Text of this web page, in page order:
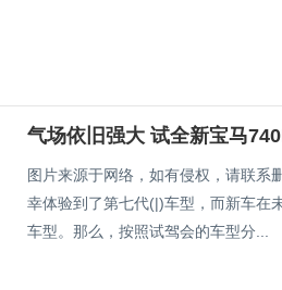
气场依旧强大 试全新宝马
图片来源于网络，如有侵权，请
幸体验到了第七代(|)车型，而新车在
车型。那么，按照试驾会的车型分...